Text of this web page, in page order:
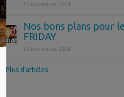
27 novembre 2024
Nos bons plans pour
FRIDAY
25 novembre 2024
>> Plus d'articles